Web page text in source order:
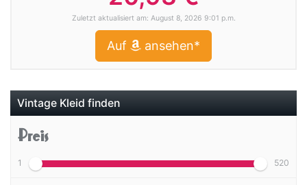
Zuletzt aktualisiert am: August 8, 2026 9:01 p.m.
Auf ansehen*
Vintage Kleid finden
Preis
1 520